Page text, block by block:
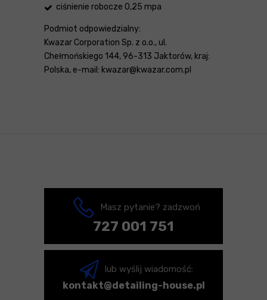
ciśnienie robocze 0,25 mpa
Podmiot odpowiedzialny:
Kwazar Corporation Sp. z o.o., ul.
Chełmońskiego 144, 96-313 Jaktorów, kraj:
Polska, e-mail: kwazar@kwazar.com.pl
Masz pytanie? zadzwoń
727 001 751
lub wyślij wiadomość:
kontakt@detailing-house.pl